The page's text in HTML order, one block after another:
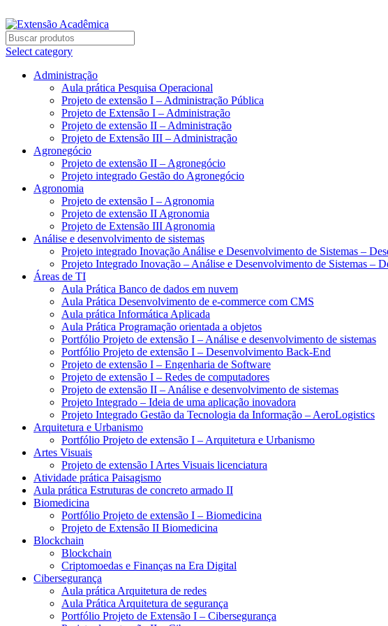
Select category
Administração
Aula prática Pesquisa Operacional
Projeto de extensão I – Administração Pública
Projeto de Extensão I – Administração
Projeto de extensão II – Administração
Projeto de Extensão III – Administração
Agronegócio
Projeto de extensão II – Agronegócio
Projeto integrado Gestão do Agronegócio
Agronomia
Projeto de extensão I – Agronomia
Projeto de extensão II Agronomia
Projeto de Extensão III Agronomia
Análise e desenvolvimento de sistemas
Projeto integrado Inovação Análise e Desenvolvimento de Sistemas –
Projeto Integrado Inovação – Análise e Desenvolvimento de Sistemas –
Áreas de TI
Aula Prática Banco de dados em nuvem
Aula Prática Desenvolvimento de e-commerce com CMS
Aula prática Informática Aplicada
Aula Prática Programação orientada a objetos
Portfólio Projeto de extensão I – Análise e desenvolvimento de sistemas
Portfólio Projeto de extensão I – Desenvolvimento Back-End
Projeto de extensão I – Engenharia de Software
Projeto de extensão I – Redes de computadores
Projeto de extensão II – Análise e desenvolvimento de sistemas
Projeto Integrado – Ideia de uma aplicação inovadora
Projeto Integrado Gestão da Tecnologia da Informação – AeroLogistics
Arquitetura e Urbanismo
Portfólio Projeto de extensão I – Arquitetura e Urbanismo
Artes Visuais
Projeto de extensão I Artes Visuais licenciatura
Atividade prática Paisagismo
Aula prática Estruturas de concreto armado II
Biomedicina
Portfólio Projeto de extensão I – Biomedicina
Projeto de Extensão II Biomedicina
Blockchain
Blockchain
Criptomoedas e Finanças na Era Digital
Cibersegurança
Aula prática Arquitetura de redes
Aula Prática Arquitetura de segurança
Portfólio Projeto de Extensão I – Cibersegurança